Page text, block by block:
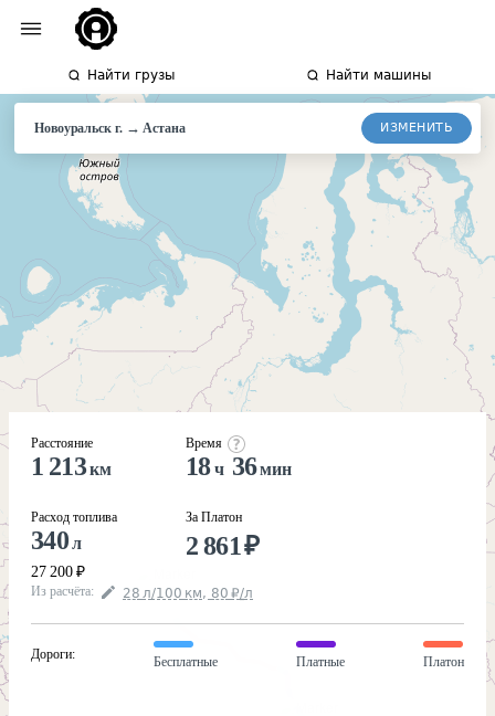
Найти грузы Найти машины
Новоуральск г.→Астана ИЗМЕНИТЬ
Расстояние
1 213км
Расход топлива
340л
27 200 ₽
Время
18ч 36мин
За Платон
2 861₽
Из расчёта: 28 л/100 км, 80 ₽/л
Дороги:
Бесплатные Платные Платон